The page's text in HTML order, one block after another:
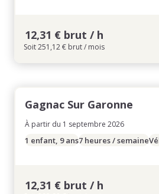
12,31 € brut / h
Soit 251,12 € brut / mois
Gagnac Sur Garonne
À partir du 1 septembre 2026
1 enfant, 9 ans7 heures / semaine
12,31 € brut / h